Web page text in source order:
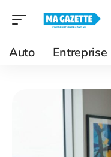
Auto Entreprise